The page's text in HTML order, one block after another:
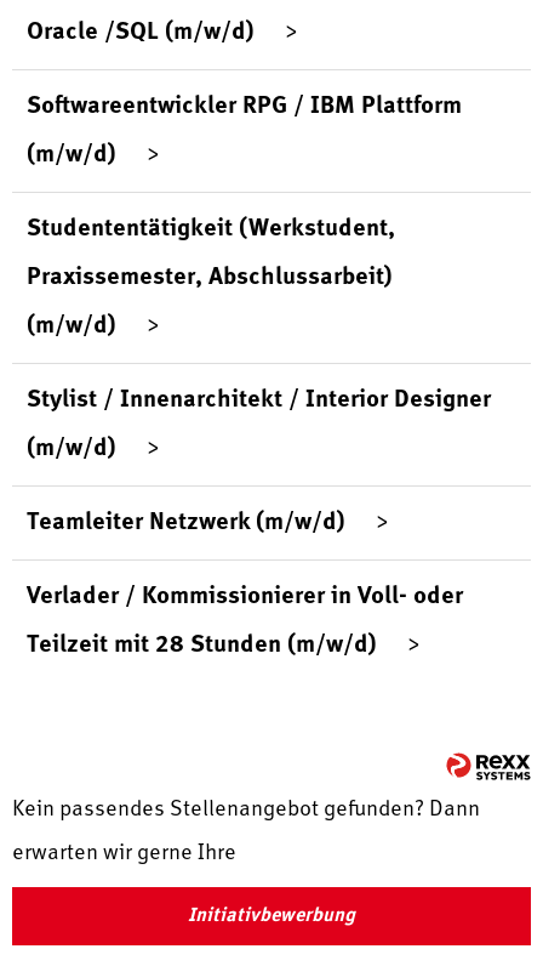
Oracle /SQL (m/w/d)
Softwareentwickler RPG / IBM Plattform
(m/w/d)
Studententätigkeit (Werkstudent,
Praxissemester, Abschlussarbeit)
(m/w/d)
Stylist / Innenarchitekt / Interior Designer
(m/w/d)
Teamleiter Netzwerk (m/w/d)
Verlader / Kommissionierer in Voll- oder
Teilzeit mit 28 Stunden (m/w/d)
Kein passendes Stellenangebot gefunden? Dann
erwarten wir gerne Ihre
Initiativbewerbung